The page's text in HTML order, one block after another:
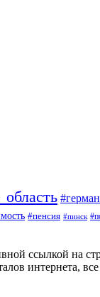
#пенсия #пинск
ссылкой на
интернета,